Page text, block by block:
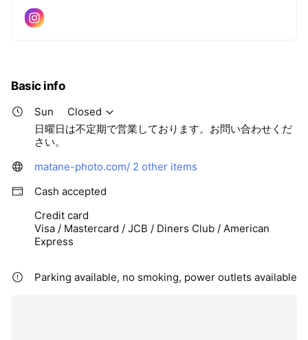
Basic info
Sun
Closed
日曜日は不定期で営業しております。お問い合わせくだ
さい。
matane-photo.com/ 2 other items
Cash accepted
Credit card
Visa / Mastercard / JCB / Diners Club / American
Express
Parking available, no smoking, power outlets available